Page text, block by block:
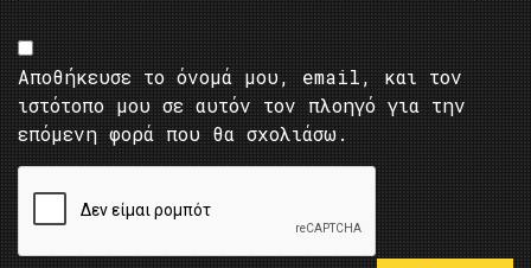
Αποθήκευσε το όνομά μου, email, και τον
ιστότοπο μου σε αυτόν τον πλοηγό για την
επόμενη φορά που θα σχολιάσω.